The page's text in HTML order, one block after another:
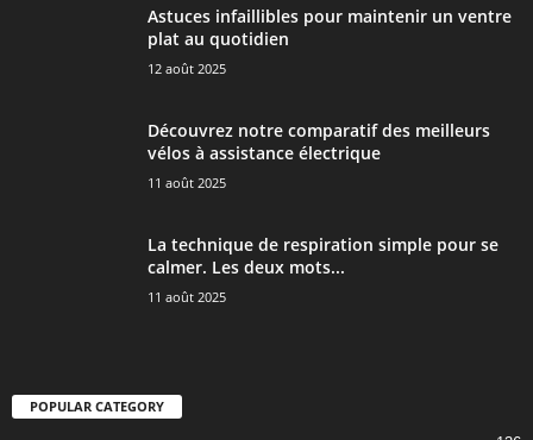
Astuces infaillibles pour maintenir un ventre
plat au quotidien
12 août 2025
Découvrez notre comparatif des meilleurs
vélos à assistance électrique
11 août 2025
La technique de respiration simple pour se
calmer. Les deux mots...
11 août 2025
POPULAR CATEGORY